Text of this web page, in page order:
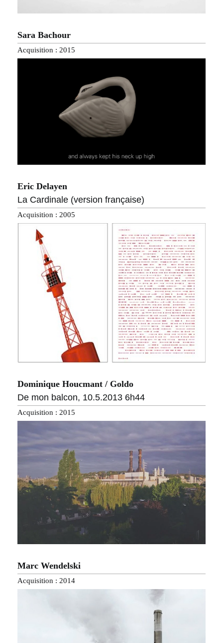
Sara Bachour
Acquisition : 2015
Eric Delayen
La Cardinale (version française)
Acquisition : 2005
Dominique Houcmant / Goldo
De mon balcon, 10.5.2013 6h44
Acquisition : 2015
Marc Wendelski
Acquisition : 2014